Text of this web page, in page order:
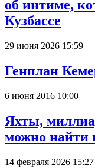
об интиме,
Кузбассе
29 июня 2026 15:59
Генплан
6 июня 2016 10:00
Яхты,
можно найти
14 февраля 2026 15:27